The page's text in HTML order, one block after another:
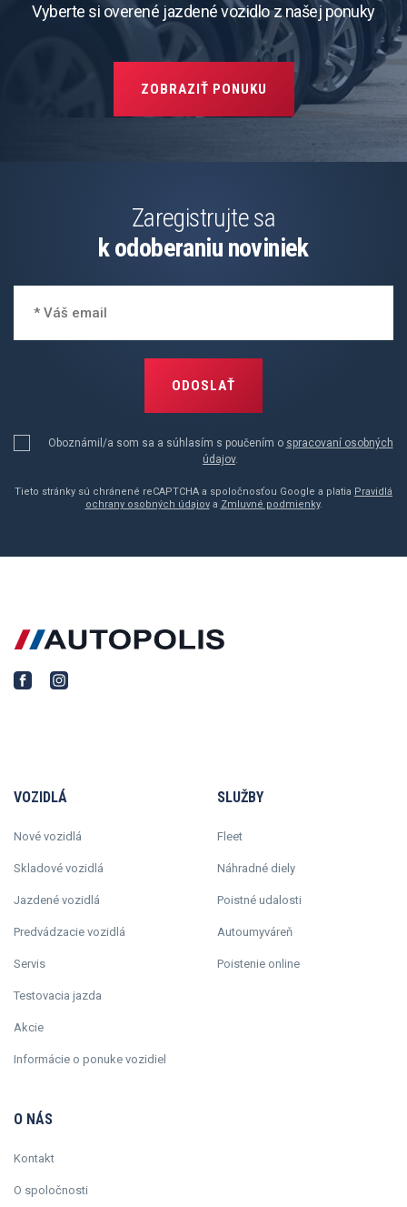
Vyberte si overené jazdené vozidlo z našej ponuky
ZOBRAZIŤ PONUKU
Zaregistrujte sa
k odoberaniu noviniek
ODOSLAŤ
Oboznámil/a som sa a súhlasím s poučením o spracovaní osobných
údajov.
Tieto stránky sú chránené reCAPTCHA a spoločnosťou Google a platia Pravidlá
ochrany osobných údajova Zmluvné podmienky.
VOZIDLÁ
Nové vozidlá
Skladové vozidlá
Jazdené vozidlá
Predvádzacie vozidlá
Servis
Testovacia jazda
Akcie
Informácie o ponuke vozidiel
SLUŽBY
Fleet
Náhradné diely
Poistné udalosti
Autoumyváreň
Poistenie online
O NÁS
Kontakt
O spoločnosti